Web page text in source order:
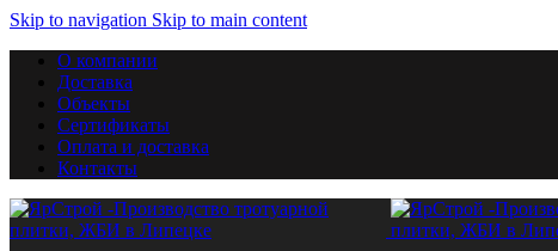
Skip to navigation Skip to main content
О компании
Доставка
Объекты
Сертификаты
Оплата и доставка
Контакты